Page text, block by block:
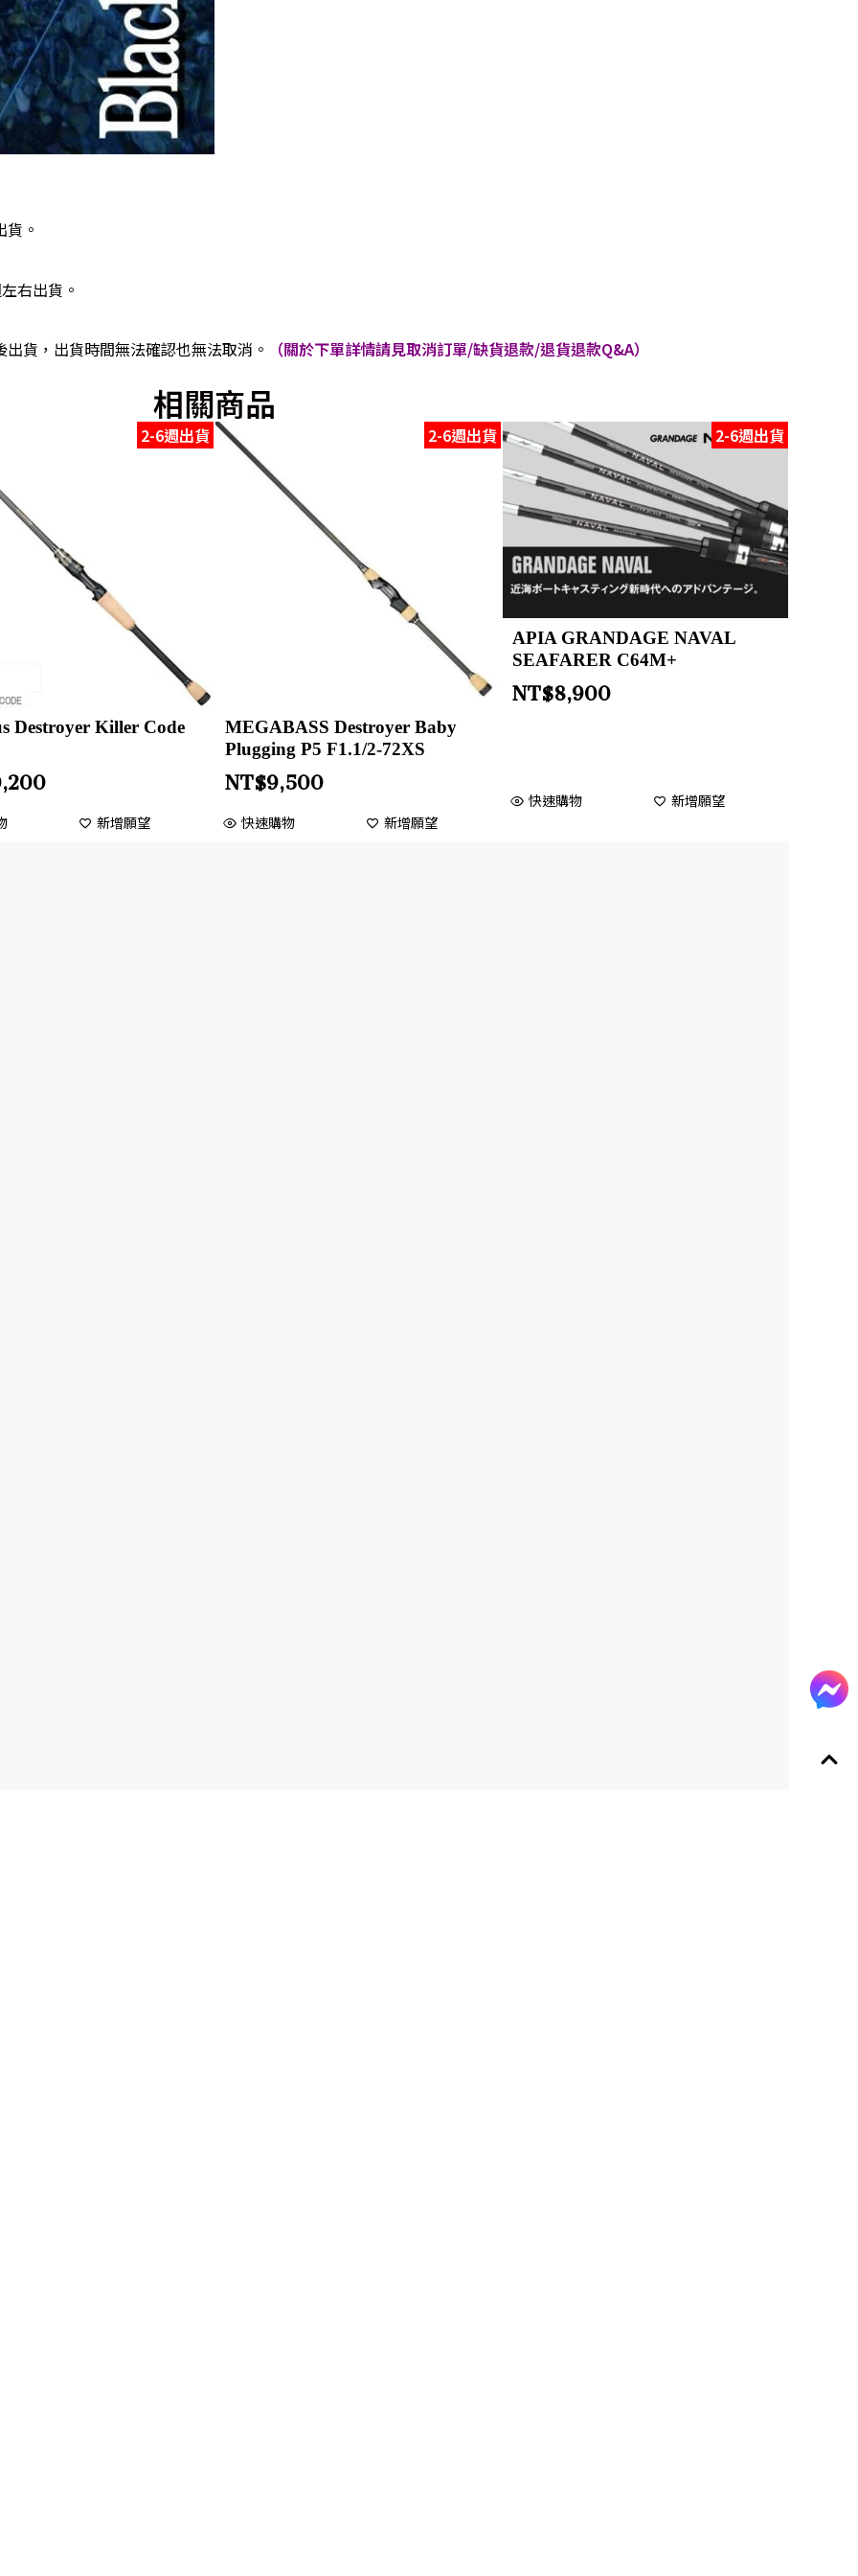
。
右出貨。
貨，出貨時間無法確認也無法取消。 （關於下單詳情請見取消訂單/缺貨退款/退貨退款Q&A）
相關商品
2-6週出貨
Destroyer Killer Code
新增願望
2-6週出貨
MEGABASS Destroyer Baby
Plugging P5 F1.1/2-72XS
NT$9,500
快速購物 新增願望
2-6週出貨
APIA GRANDAGE NAVAL
SEAFARER C64M+
NT$8,900
快速購物 新增願望